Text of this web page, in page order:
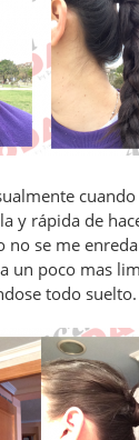
cuando
y rápida de
no se me
un poco mas
todo suelto.